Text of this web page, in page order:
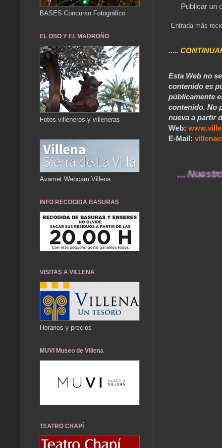
Publicar un
Entrada más
.....
Esta Web no
contenido es
públicamente
contenido. No
nueva a partir
Web:
E-Mail:
... Nuestros
BASES Concurso Fotográfico
EL OSO Y EL MADROÑO
Fotos villeneros y villeneras
Avamet Webcam Villena
INFO RECOGIDA BASURAS
VISITAS A VILLENA
Horarios y precios
MUVI Museo de Villena
TEATRO CHAPÍ